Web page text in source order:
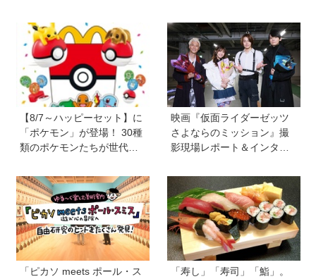
できる場所」をつくってく
れた両親のもとで挑戦し続
ける心が育った
かけをサポート
【8/7～ハッピーセット】に
「ポケモン」が登場！ 30種
類のポケモンたちが世代を
映画『仮面ライダーゼッツ
さよならのミッション』撮
影現場レポート＆インタビ
「ピカソ meets ポール・ス
「寿し」「寿司」「鮨」。